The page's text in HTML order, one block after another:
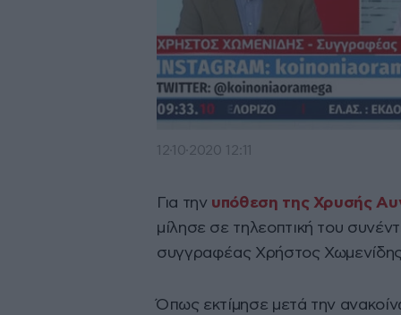
12·10·2020 12:11
Για την υπόθεση της Χρυσής
μίλησε σε τηλεοπτική του
συγγραφέας Χρήστος
Όπως εκτίμησε μετά την